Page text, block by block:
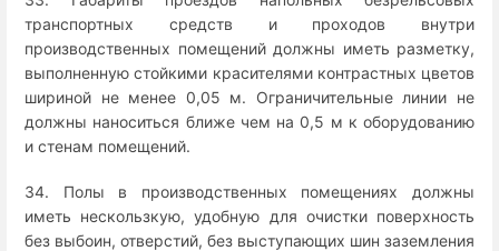
транспортных средств и проходов внутри
производственных помещений должны иметь разметку,
выполненную стойкими красителями контрастных цветов
шириной не менее 0,05 м. Ограничительные линии не
должны наноситься ближе чем на 0,5 м к оборудованию
и стенам помещений.
34. Полы в производственных помещениях должны
иметь нескользкую, удобную для очистки поверхность
без выбоин, отверстий, без выступающих шин заземления